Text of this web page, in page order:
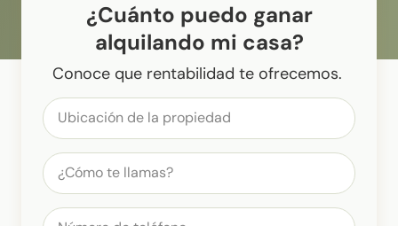
¿Cuánto puedo ganar
alquilando mi casa?
Conoce que rentabilidad te ofrecemos.